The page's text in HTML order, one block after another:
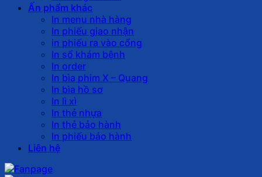
Ấn phẩm khác
In menu nhà hàng
In phiếu giao nhận
in phiếu ra vào cổng
In sổ khám bệnh
In order
In bìa phim X – Quang
In bìa hồ sơ
In lì xì
In thẻ nhựa
In thẻ bảo hành
In phiếu bảo hành
Liên hệ